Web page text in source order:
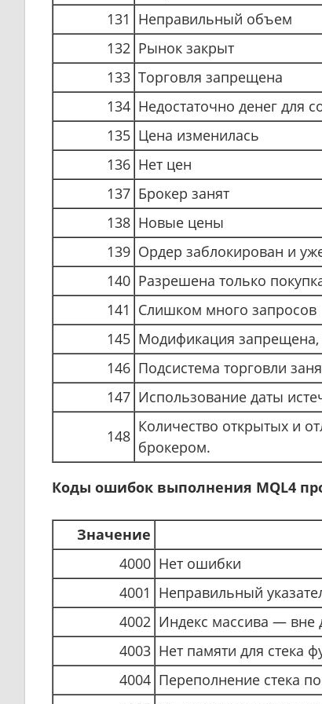
131 Неправильный объем
132 Рынок закрыт
133 Торговля запрещена
134 Недостаточно денег для
135 Цена изменилась
136 Нет цен
137 Брокер занят
138 Новые цены
139 Ордер заблокирован и
140 Разрешена только
141 Слишком много запросов
145 Модификация запрещена,
146 Подсистема торговли
147 Использование даты
148
Количество открытых и
брокером.
Коды ошибок выполнения MQL4
Значение
4000 Нет ошибки
4001 Неправильный
4002 Индекс массива — вне
4003 Нет памяти для стека
4004 Переполнение стека